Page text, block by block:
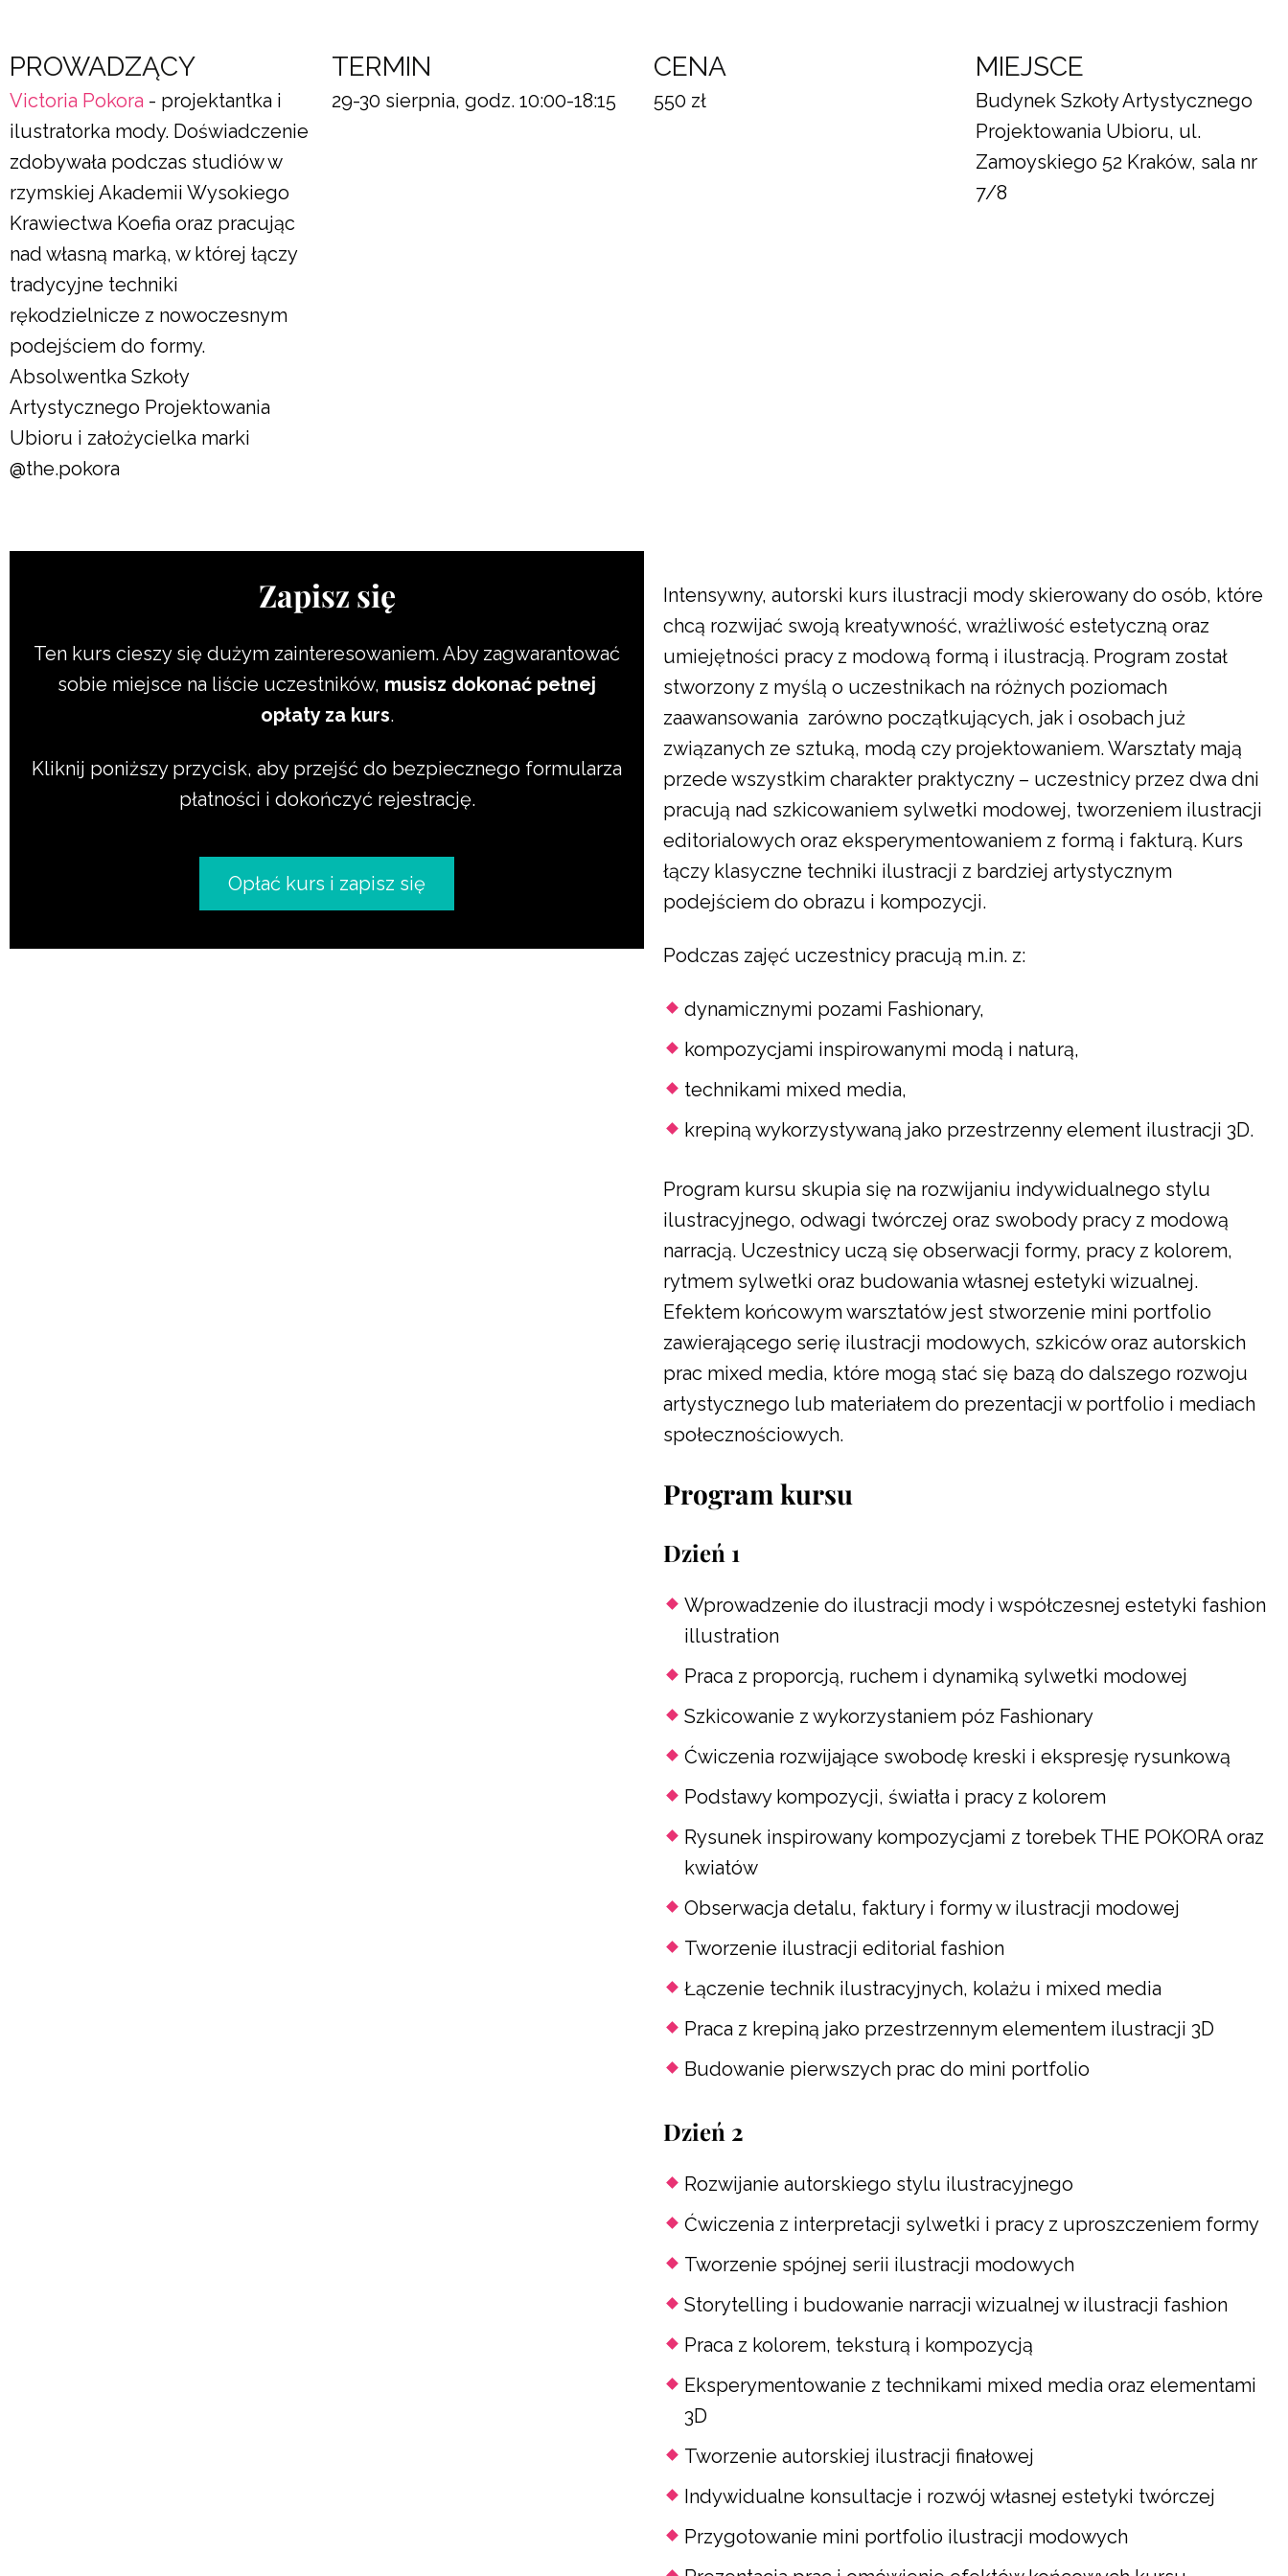
PROWADZĄCY
Victoria Pokora - projektantka i
ilustratorka mody. Doświadczenie
zdobywała podczas studiów w
rzymskiej Akademii Wysokiego
Krawiectwa Koefia oraz pracując
nad własną marką, w której łączy
tradycyjne techniki
rękodzielnicze z nowoczesnym
podejściem do formy.
Absolwentka Szkoły
Artystycznego Projektowania
Ubioru i założycielka marki
@the.pokora
TERMIN
29-30 sierpnia, godz. 10:00-18:15
CENA
550 zł
MIEJSCE
Budynek Szkoły Artystycznego
Projektowania Ubioru, ul.
Zamoyskiego 52 Kraków, sala nr
7/8
Zapisz się
Ten kurs cieszy się dużym zainteresowaniem. Aby zagwarantować
sobie miejsce na liście uczestników, musisz dokonać pełnej
opłaty za kurs.
Kliknij poniższy przycisk, aby przejść do bezpiecznego formularza
płatności i dokończyć rejestrację.
Opłać kurs i zapisz się
Intensywny, autorski kurs ilustracji mody skierowany do osób, które
chcą rozwijać swoją kreatywność, wrażliwość estetyczną oraz
umiejętności pracy z modową formą i ilustracją. Program został
stworzony z myślą o uczestnikach na różnych poziomach
zaawansowania zarówno początkujących, jak i osobach już
związanych ze sztuką, modą czy projektowaniem. Warsztaty mają
przede wszystkim charakter praktyczny – uczestnicy przez dwa dni
pracują nad szkicowaniem sylwetki modowej, tworzeniem ilustracji
editorialowych oraz eksperymentowaniem z formą i fakturą. Kurs
łączy klasyczne techniki ilustracji z bardziej artystycznym
podejściem do obrazu i kompozycji.
Podczas zajęć uczestnicy pracują m.in. z:
dynamicznymi pozami Fashionary,
kompozycjami inspirowanymi modą i naturą,
technikami mixed media,
krepiną wykorzystywaną jako przestrzenny element ilustracji 3D.
Program kursu skupia się na rozwijaniu indywidualnego stylu
ilustracyjnego, odwagi twórczej oraz swobody pracy z modową
narracją. Uczestnicy uczą się obserwacji formy, pracy z kolorem,
rytmem sylwetki oraz budowania własnej estetyki wizualnej.
Efektem końcowym warsztatów jest stworzenie mini portfolio
zawierającego serię ilustracji modowych, szkiców oraz autorskich
prac mixed media, które mogą stać się bazą do dalszego rozwoju
artystycznego lub materiałem do prezentacji w portfolio i mediach
społecznościowych.
Program kursu
Dzień 1
Wprowadzenie do ilustracji mody i współczesnej estetyki fashion
illustration
Praca z proporcją, ruchem i dynamiką sylwetki modowej
Szkicowanie z wykorzystaniem póz Fashionary
Ćwiczenia rozwijające swobodę kreski i ekspresję rysunkową
Podstawy kompozycji, światła i pracy z kolorem
Rysunek inspirowany kompozycjami z torebek THE POKORA oraz
kwiatów
Obserwacja detalu, faktury i formy w ilustracji modowej
Tworzenie ilustracji editorial fashion
Łączenie technik ilustracyjnych, kolażu i mixed media
Praca z krepiną jako przestrzennym elementem ilustracji 3D
Budowanie pierwszych prac do mini portfolio
Dzień 2
Rozwijanie autorskiego stylu ilustracyjnego
Ćwiczenia z interpretacji sylwetki i pracy z uproszczeniem formy
Tworzenie spójnej serii ilustracji modowych
Storytelling i budowanie narracji wizualnej w ilustracji fashion
Praca z kolorem, teksturą i kompozycją
Eksperymentowanie z technikami mixed media oraz elementami
3D
Tworzenie autorskiej ilustracji finałowej
Indywidualne konsultacje i rozwój własnej estetyki twórczej
Przygotowanie mini portfolio ilustracji modowych